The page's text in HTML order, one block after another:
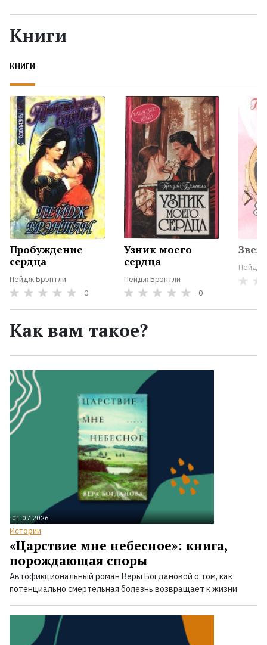
Жанры
Экранизации
Коллекции
Книги
КНИГИ
Пробуждение
сердца
Пейдж Брэнтли
0
Узник моего
сердца
Пейдж Брэнтли
0
Пейдж
Как вам такое?
01.07.2026
Истории
«Царствие мне небесное»: книга,
порождающая споры
Автофикциональный роман Веры Богдановой о том, как
потенциально смертельная болезнь возвращает к жизни.